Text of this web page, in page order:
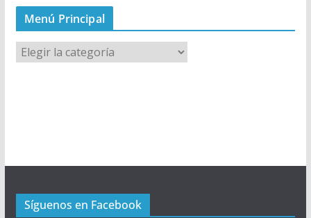
Menú Principal
M
e
Síguenos en Facebook